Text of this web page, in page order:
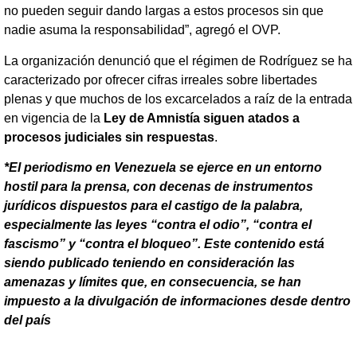
no pueden seguir dando largas a estos procesos sin que
nadie asuma la responsabilidad”, agregó el OVP.
La organización denunció que el régimen de Rodríguez se ha
caracterizado por ofrecer cifras irreales sobre libertades
plenas y que muchos de los excarcelados a raíz de la entrada
en vigencia de la Ley de Amnistía siguen atados a
procesos judiciales sin respuestas.
*El periodismo en Venezuela se ejerce en un entorno
hostil para la prensa, con decenas de instrumentos
jurídicos dispuestos para el castigo de la palabra,
especialmente las leyes “contra el odio”, “contra el
fascismo” y “contra el bloqueo”. Este contenido está
siendo publicado teniendo en consideración las
amenazas y límites que, en consecuencia, se han
impuesto a la divulgación de informaciones desde dentro
del país